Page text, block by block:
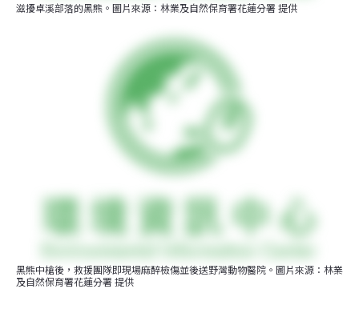
滋擾卓溪部落的黑熊。圖片來源：林業及自然保育署花蓮分署 提供
黑熊中槍後，救援團隊即現場麻醉檢傷並後送野灣動物醫院。圖片來源：林業
及自然保育署花蓮分署 提供